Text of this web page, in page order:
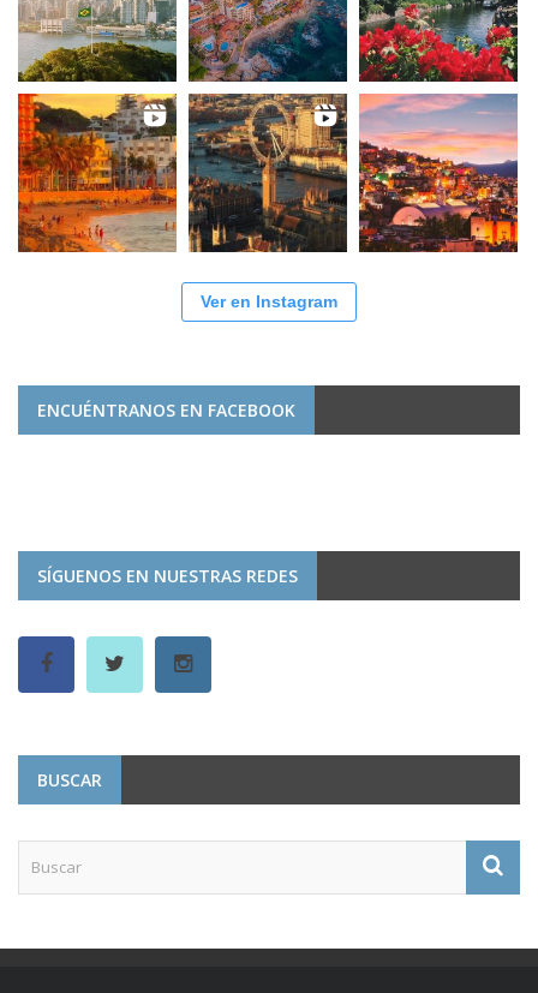
Ver en Instagram
ENCUÉNTRANOS EN FACEBOOK
SÍGUENOS EN NUESTRAS REDES
BUSCAR